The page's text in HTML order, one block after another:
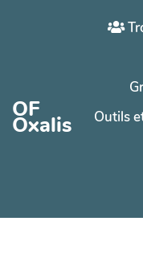
Aller au contenu
OF
Oxalis
Outils